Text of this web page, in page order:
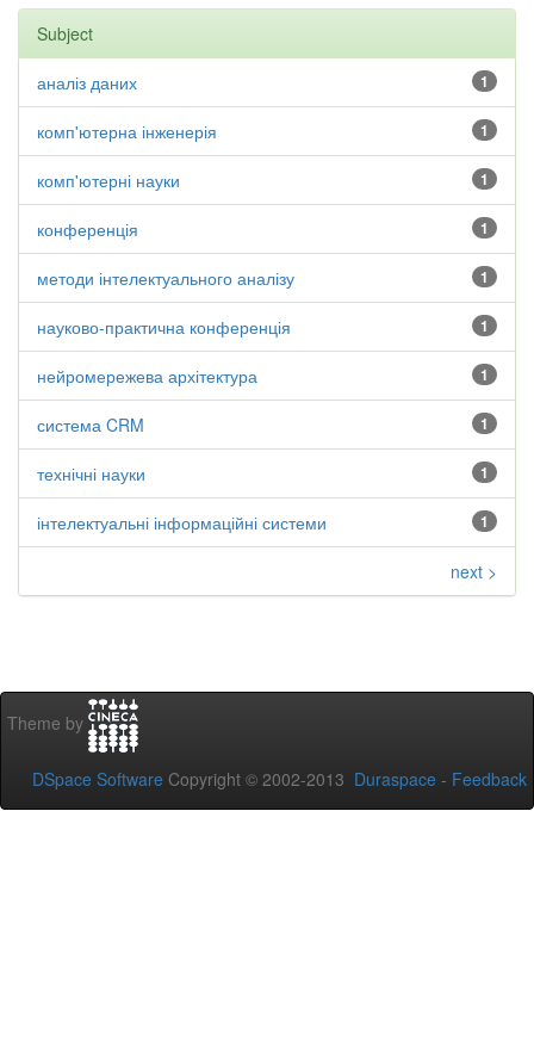
Subject
1
аналіз даних
1
комп'ютерна інженерія
1
комп'ютерні науки
1
конференція
1
методи інтелектуального аналізу
1
науково-практична конференція
1
нейромережева архітектура
1
система CRM
1
технічні науки
1
інтелектуальні інформаційні системи
next >
Theme by
DSpace Software Copyright © 2002-2013 Duraspace - Feedback